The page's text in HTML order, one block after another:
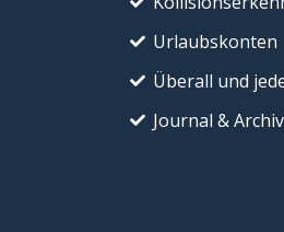
Urlaubskonten
Überall und
Journal &